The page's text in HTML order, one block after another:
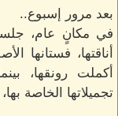
بعد مرور إسبوع..
في مكانٍ عام،
أناقتها، فستانها
أكملت رونقها،
تجميلاتها الخاصة